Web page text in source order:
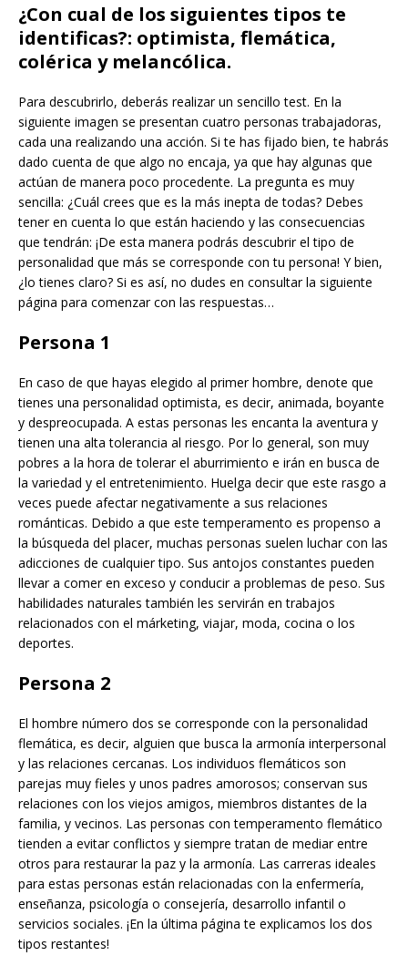
¿Con cual de los siguientes tipos te
identificas?: optimista, flemática,
colérica y melancólica.
Para descubrirlo, deberás realizar un sencillo test. En la
siguiente imagen se presentan cuatro personas trabajadoras,
cada una realizando una acción. Si te has fijado bien, te habrás
dado cuenta de que algo no encaja, ya que hay algunas que
actúan de manera poco procedente. La pregunta es muy
sencilla: ¿Cuál crees que es la más inepta de todas? Debes
tener en cuenta lo que están haciendo y las consecuencias
que tendrán: ¡De esta manera podrás descubrir el tipo de
personalidad que más se corresponde con tu persona! Y bien,
¿lo tienes claro? Si es así, no dudes en consultar la siguiente
página para comenzar con las respuestas…
Persona 1
En caso de que hayas elegido al primer hombre, denote que
tienes una personalidad optimista, es decir, animada, boyante
y despreocupada. A estas personas les encanta la aventura y
tienen una alta tolerancia al riesgo. Por lo general, son muy
pobres a la hora de tolerar el aburrimiento e irán en busca de
la variedad y el entretenimiento. Huelga decir que este rasgo a
veces puede afectar negativamente a sus relaciones
románticas. Debido a que este temperamento es propenso a
la búsqueda del placer, muchas personas suelen luchar con las
adicciones de cualquier tipo. Sus antojos constantes pueden
llevar a comer en exceso y conducir a problemas de peso. Sus
habilidades naturales también les servirán en trabajos
relacionados con el márketing, viajar, moda, cocina o los
deportes.
Persona 2
El hombre número dos se corresponde con la personalidad
flemática, es decir, alguien que busca la armonía interpersonal
y las relaciones cercanas. Los individuos flemáticos son
parejas muy fieles y unos padres amorosos; conservan sus
relaciones con los viejos amigos, miembros distantes de la
familia, y vecinos. Las personas con temperamento flemático
tienden a evitar conflictos y siempre tratan de mediar entre
otros para restaurar la paz y la armonía. Las carreras ideales
para estas personas están relacionadas con la enfermería,
enseñanza, psicología o consejería, desarrollo infantil o
servicios sociales. ¡En la última página te explicamos los dos
tipos restantes!